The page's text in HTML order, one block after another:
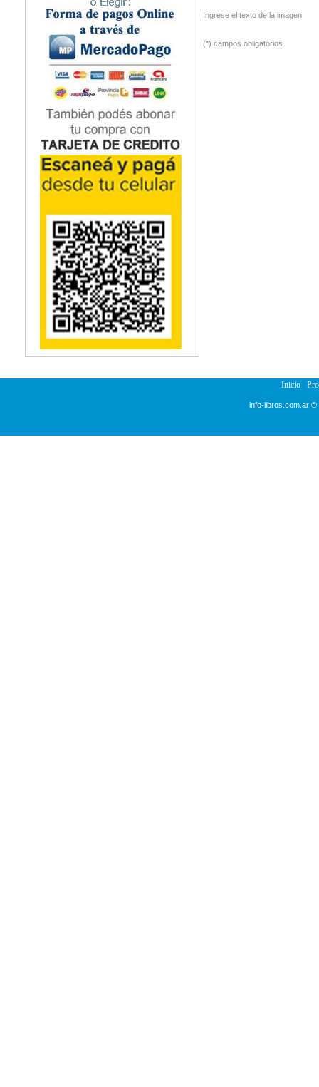
Ingrese el texto de la imagen
(*) campos obligatorios
Inicio
info-libros.com.ar